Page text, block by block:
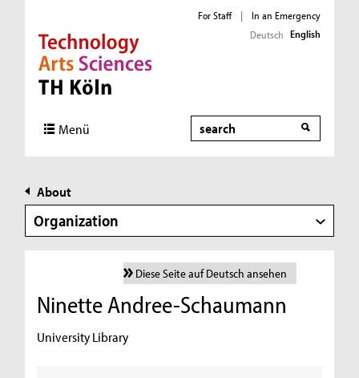
Direkt zur Hauptnavigation
Direkt zur Subnavigation
Direkt zum Inhalt
Direkt zum Fußbereich
For Staff |
In an Emergency
Deutsch English
Menü Search
About
Organization
Diese Seite auf Deutsch ansehen
Ninette Andree-Schaumann
University Library